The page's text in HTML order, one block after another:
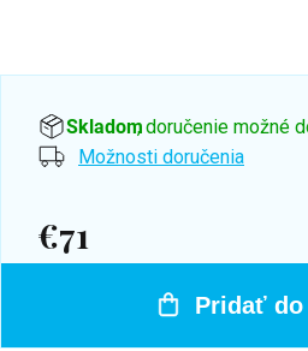
Skladom, doručenie možné
Možnosti doručenia
€71
Jednotková
Pridať